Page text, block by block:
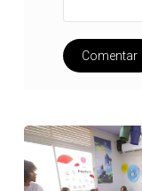
Comentar